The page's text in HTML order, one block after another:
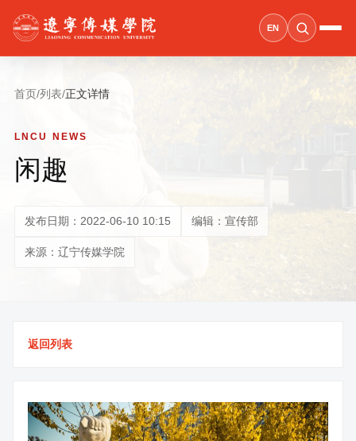
EN
首页/列表/正文详情
LNCU NEWS
闲趣
发布日期：2022-06-10 10:15 编辑：宣传部
来源：辽宁传媒学院
返回列表